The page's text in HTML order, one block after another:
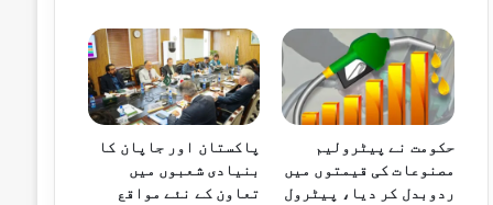
حکومت نے پیٹرولیم
مصنوعات کی قیمتوں میں
ردوبدل کر دیا، پیٹرول
پاکستان اور جاپان کا
بنیادی شعبوں میں
تعاون کے نئے مواقع